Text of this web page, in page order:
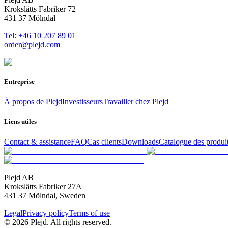
Krokslätts Fabriker 72
431 37 Mölndal
Tel: +46 10 207 89 01
order@plejd.com
Entreprise
À propos de PlejdInvestisseursTravailler chez Plejd
Liens utiles
Contact & assistanceFAQCas clientsDownloadsCatalogue des
Plejd AB
Krokslätts Fabriker 27A
431 37 Mölndal, Sweden
LegalPrivacy policyTerms of use
© 2026 Plejd. All rights reserved.